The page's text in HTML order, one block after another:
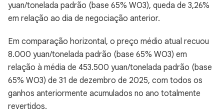
yuan/tonelada padrão (base 65% WO3), queda de 3,26%
em relação ao dia de negociação anterior.
Em comparação horizontal, o preço médio atual recuou
8.000 yuan/tonelada padrão (base 65% WO3) em
relação à média de 453.500 yuan/tonelada padrão (base
65% WO3) de 31 de dezembro de 2025, com todos os
ganhos anteriormente acumulados no ano totalmente
revertidos.